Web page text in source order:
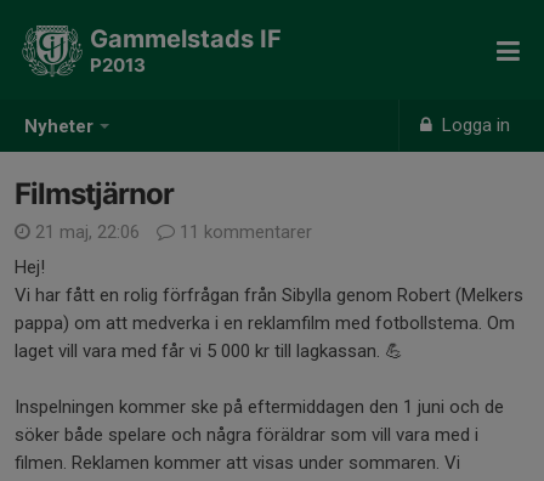
Nyheter Logga in
Gammelstads IF
P2013
Filmstjärnor
21 maj, 22:06
11 kommentarer
Hej!
Vi har fått en rolig förfrågan från Sibylla genom Robert (Melkers
pappa) om att medverka i en reklamfilm med fotbollstema. Om
laget vill vara med får vi 5 000 kr till lagkassan. 💪
Inspelningen kommer ske på eftermiddagen den 1 juni och de
söker både spelare och några föräldrar som vill vara med i
filmen. Reklamen kommer att visas under sommaren. Vi